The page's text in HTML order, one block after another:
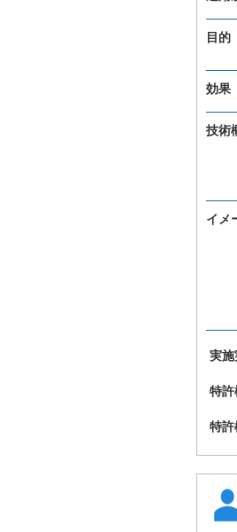
目的
効果
技術
イメ
実
特
特許